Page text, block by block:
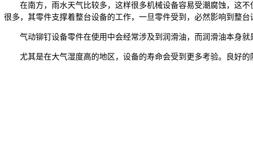
在南方，雨水天气比较多，这样很多机械设备容易受潮腐蚀，这不
很多，其零件支撑着整台设备的工作，一旦零件受到，必然影响到整
气动铆钉设备零件在使用中会经常涉及到润滑油，而润滑油本身就
尤其是在大气湿度高的地区，设备的寿命会受到更多考验。良好的